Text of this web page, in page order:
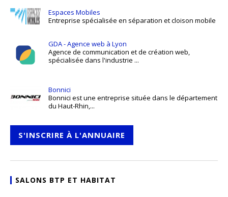
Espaces Mobiles
Entreprise spécialisée en séparation et cloison mobile
GDA - Agence web à Lyon
Agence de communication et de création web,
spécialisée dans l'industrie ...
Bonnici
Bonnici est une entreprise située dans le département
du Haut-Rhin,...
S'INSCRIRE À L'ANNUAIRE
SALONS BTP ET HABITAT